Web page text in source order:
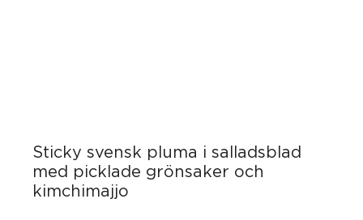
Sticky svensk pluma i salladsblad
med picklade grönsaker och
kimchimajjo